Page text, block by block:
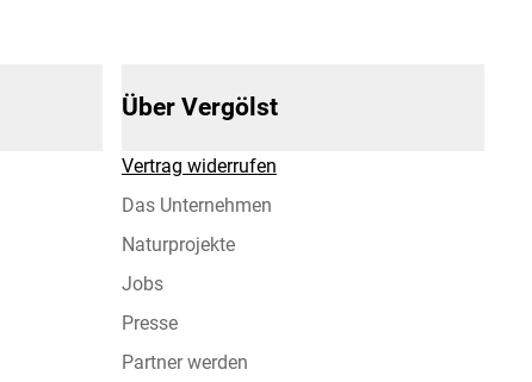
Über Vergölst
Vertrag widerrufen
Das Unternehmen
Naturprojekte
Jobs
Presse
Partner werden